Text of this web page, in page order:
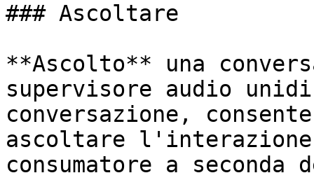
### Ascoltare
**Ascolto** una
supervisore audio
conversazione,
ascoltare
consumatore a